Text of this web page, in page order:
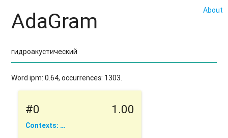
About
AdaGram
Word ipm: 0.64, occurrences: 1303.
#0 1.00
Contexts: …